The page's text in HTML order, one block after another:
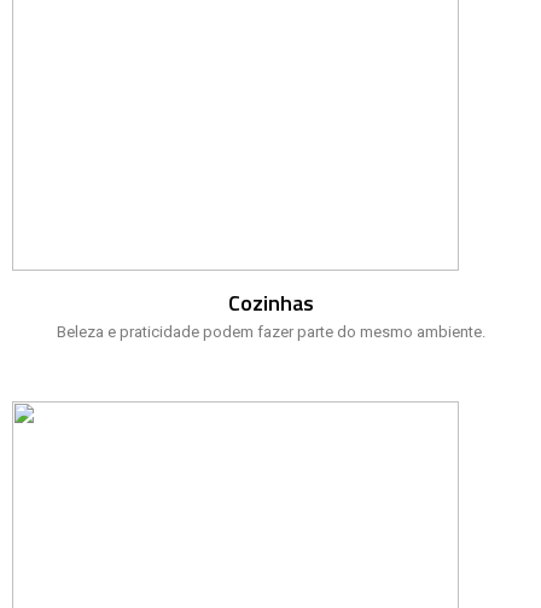
Cozinhas
Beleza e praticidade podem fazer parte do mesmo ambiente.